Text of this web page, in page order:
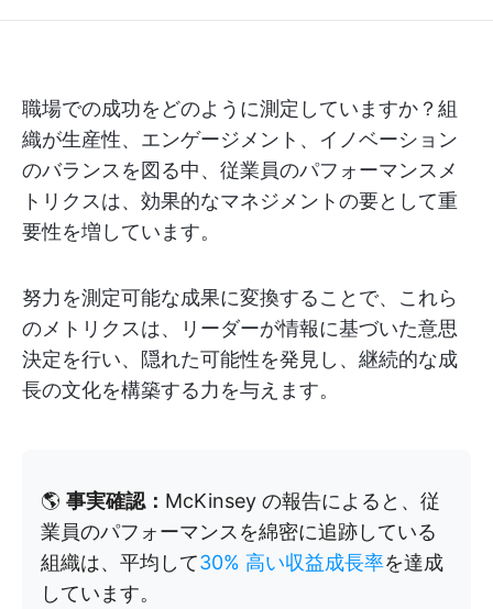
職場での成功をどのように測定していますか？組
織が生産性、エンゲージメント、イノベーション
のバランスを図る中、従業員のパフォーマンスメ
トリクスは、効果的なマネジメントの要として重
要性を増しています。
努力を測定可能な成果に変換することで、これら
のメトリクスは、リーダーが情報に基づいた意思
決定を行い、隠れた可能性を発見し、継続的な成
長の文化を構築する力を与えます。
🌎 事実確認： McKinsey の報告によると、従
業員のパフォーマンスを綿密に追跡している
組織は、平均して30% 高い収益成長率を達成
しています。